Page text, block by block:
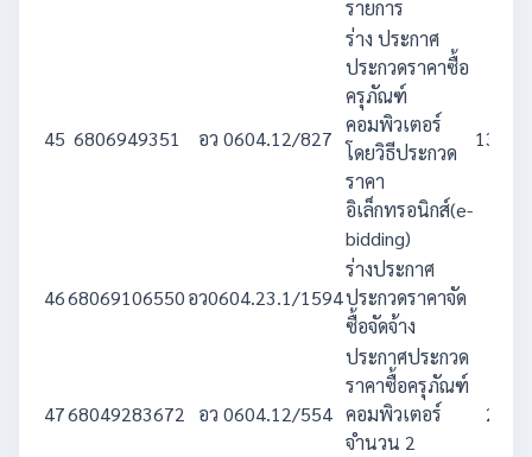
รายการ
45 6806949351 อว 0604.12/827
ร่าง ประกาศ
ประกวดราคาซื้อ
ครุภัณฑ์
คอมพิวเตอร์
โดยวิธีประกวด
ราคา
อิเล็กทรอนิกส์(e-
bidding)
4668069106550อว0604.23.1/1594
ร่างประกาศ
ประกวดราคาจัด
ซื้อจัดจ้าง
4768049283672 อว 0604.12/554
ประกาศประกวด
ราคาซื้อครุภัณฑ์
คอมพิวเตอร์
จำนวน 2